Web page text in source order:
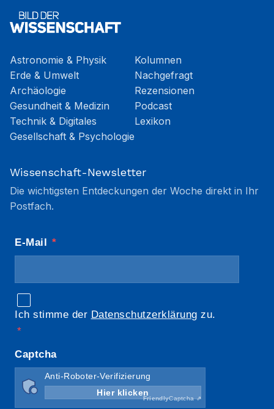
Astronomie & Physik
Erde & Umwelt
Archäologie
Gesundheit & Medizin
Technik & Digitales
Gesellschaft & Psychologie
Kolumnen
Nachgefragt
Rezensionen
Podcast
Lexikon
Wissenschaft-Newsletter
Die wichtigsten Entdeckungen der Woche direkt in Ihr
Postfach.